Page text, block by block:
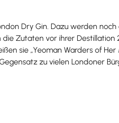
Dry Gin. Dazu werden
Zutaten vor ihrer
sie „Yeoman Warders of
zu vielen Londoner